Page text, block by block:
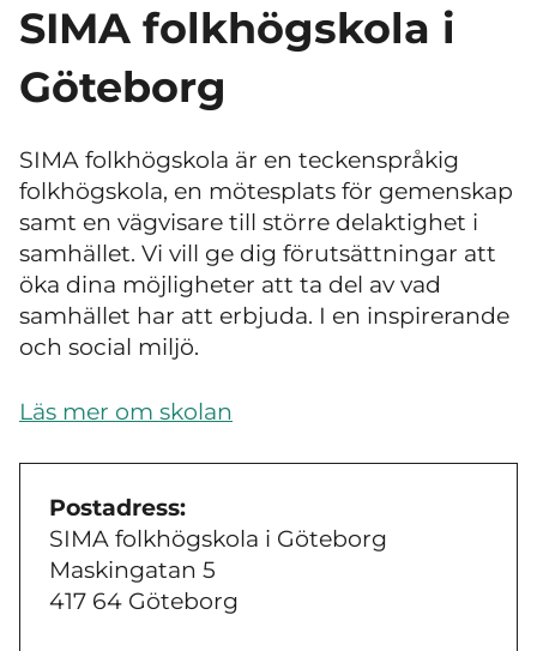
SIMA folkhögskola i
Göteborg
SIMA folkhögskola är en teckenspråkig
folkhögskola, en mötesplats för gemenskap
samt en vägvisare till större delaktighet i
samhället. Vi vill ge dig förutsättningar att
öka dina möjligheter att ta del av vad
samhället har att erbjuda. I en inspirerande
och social miljö.
Läs mer om skolan
Postadress:
SIMA folkhögskola i Göteborg
Maskingatan 5
417 64 Göteborg